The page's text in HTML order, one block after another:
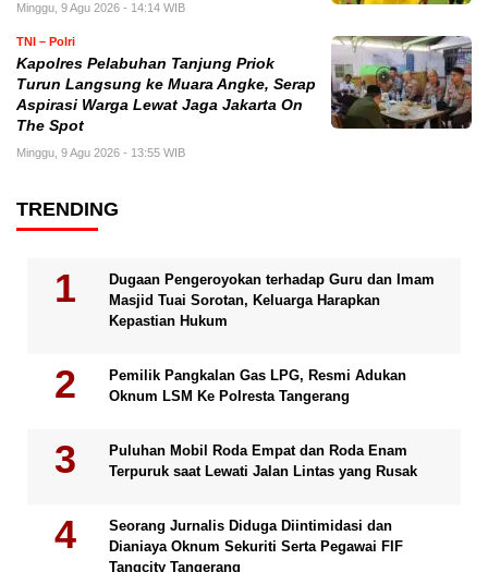
Minggu, 9 Agu 2026 - 14:14 WIB
TNI – Polri
Kapolres Pelabuhan Tanjung Priok
Turun Langsung ke Muara Angke, Serap
Aspirasi Warga Lewat Jaga Jakarta On
The Spot
Minggu, 9 Agu 2026 - 13:55 WIB
TRENDING
Dugaan Pengeroyokan terhadap Guru dan Imam
Masjid Tuai Sorotan, Keluarga Harapkan
Kepastian Hukum
Pemilik Pangkalan Gas LPG, Resmi Adukan
Oknum LSM Ke Polresta Tangerang
Puluhan Mobil Roda Empat dan Roda Enam
Terpuruk saat Lewati Jalan Lintas yang Rusak
Seorang Jurnalis Diduga Diintimidasi dan
Dianiaya Oknum Sekuriti Serta Pegawai FIF
Tangcity Tangerang